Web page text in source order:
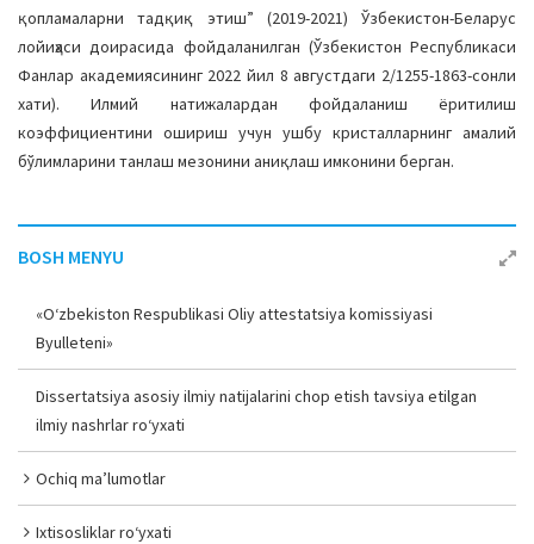
қопламаларни тадқиқ этиш” (2019-2021) Ўзбекистон-Беларус
лойиҳаси доирасида фойдаланилган (Ўзбекистон Республикаси
Фанлар академиясининг 2022 йил 8 августдаги 2/1255-1863-сонли
хати). Илмий натижалардан фойдаланиш ёритилиш
коэффициентини ошириш учун ушбу кристалларнинг амалий
бўлимларини танлаш мезонини аниқлаш имконини берган.
BOSH MENYU
«O‘zbekiston Respublikasi Oliy attestatsiya komissiyasi
Byulleteni»
Dissertatsiya asosiy ilmiy natijalarini chop etish tavsiya etilgan
ilmiy nashrlar ro‘yxati
Ochiq ma’lumotlar
Ixtisosliklar ro‘yxati